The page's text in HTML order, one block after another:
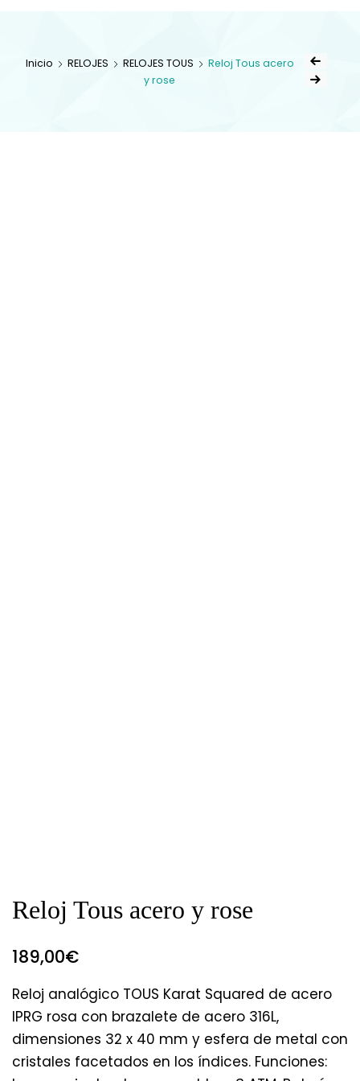
Inicio RELOJES RELOJES TOUS
Reloj Tous acero
y rose
Reloj Tous acero y rose
189,00€
Reloj analógico TOUS Karat Squared de acero
IPRG rosa con brazalete de acero 316L,
dimensiones 32 x 40 mm y esfera de metal con
cristales facetados en los índices. Funciones: